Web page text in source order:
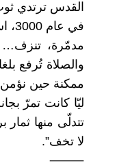
القدس ترتدي
في
مدمّرة، تنزف…
والصلاة تُرفع
ممكنة حين نؤمن
ليّا كانت تمرّ
تتدلّى منها ثمار
لا تخف”.
⸻